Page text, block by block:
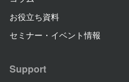
お役立ち資料
セミナー・イベント情報
Support